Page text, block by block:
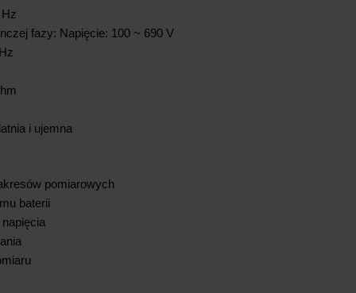
fazy: Napięcie: 100 ~ 690 V
i ujemna
pomiarowych
baterii